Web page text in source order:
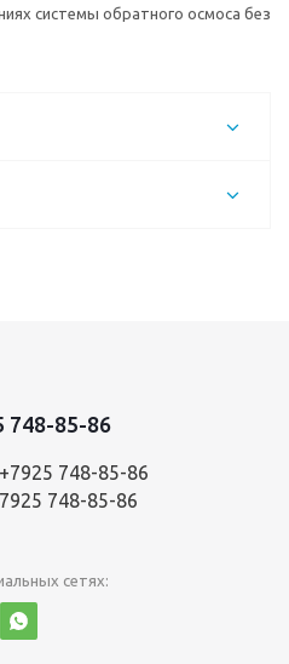
системы обратного осмоса без
748-85-86
925 748-85-86
748-85-86
сетях: